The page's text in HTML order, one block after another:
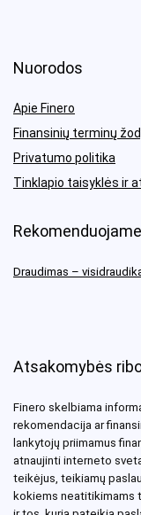
Nuorodos
Apie Finero
Finansinių terminų
Privatumo politika
Tinklapio taisyklės ir
Rekomenduojame
Draudimas –
Atsakomybės
Finero skelbiama
rekomendacija ar
lankytojų priimamus
atnaujinti interneto
teikėjus, teikiamų
kokiems neatitikimams